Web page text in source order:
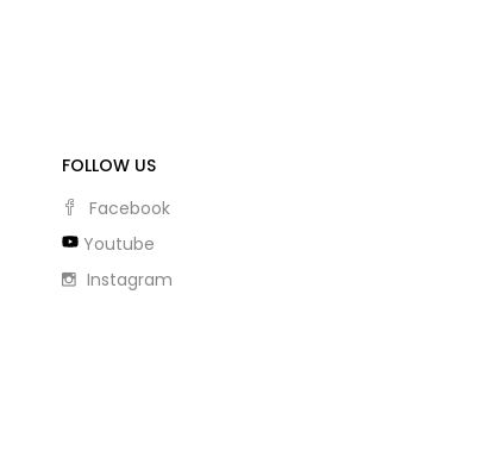
FOLLOW US
Facebook
Youtube
Instagram